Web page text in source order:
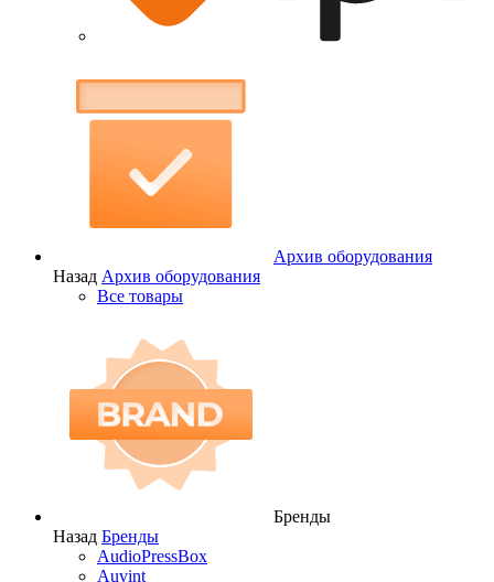
Архив оборудования
Назад Архив оборудования
Все товары
Бренды
Назад Бренды
AudioPressBox
Auvint